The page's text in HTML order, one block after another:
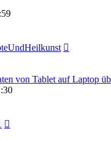
von Tablet auf Laptop